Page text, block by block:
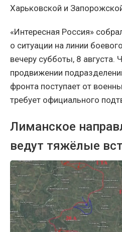
Харьковской и
«Интересная Россия»
о ситуации на линии
вечеру субботы, 8 августа.
продвижении
фронта поступает от
требует официального
Лиманское
ведут тяжёлые